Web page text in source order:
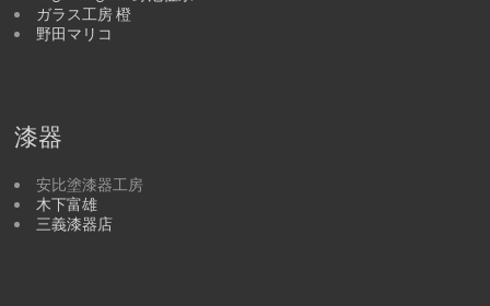
ガラス工房 橙
野田マリコ
漆器
安比塗漆器工房
木下富雄
三義漆器店